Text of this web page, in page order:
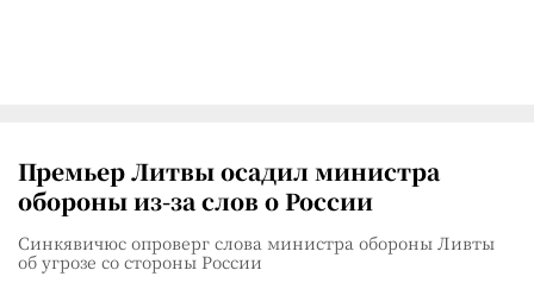
Премьер Литвы осадил министра
обороны из-за слов о России
Синкявичюс опроверг слова министра обороны Ливты
об угрозе со стороны России